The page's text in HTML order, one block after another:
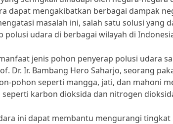
dapat mengakibatkan berbagai dampak
masalah ini, salah satu solusi yang
polusi udara di berbagai wilayah di
jenis pohon penyerap polusi udara
Dr. Ir. Bambang Hero Saharjo, seorang
pohon seperti mangga, jati, dan mahoni
karbon dioksida dan nitrogen
ini dapat membantu mengurangi